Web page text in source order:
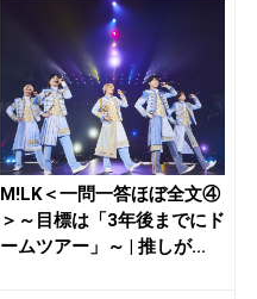
M!LK＜一問一答ほぼ全文④
＞～目標は「3年後までにド
ームツアー」～ | 推しが...